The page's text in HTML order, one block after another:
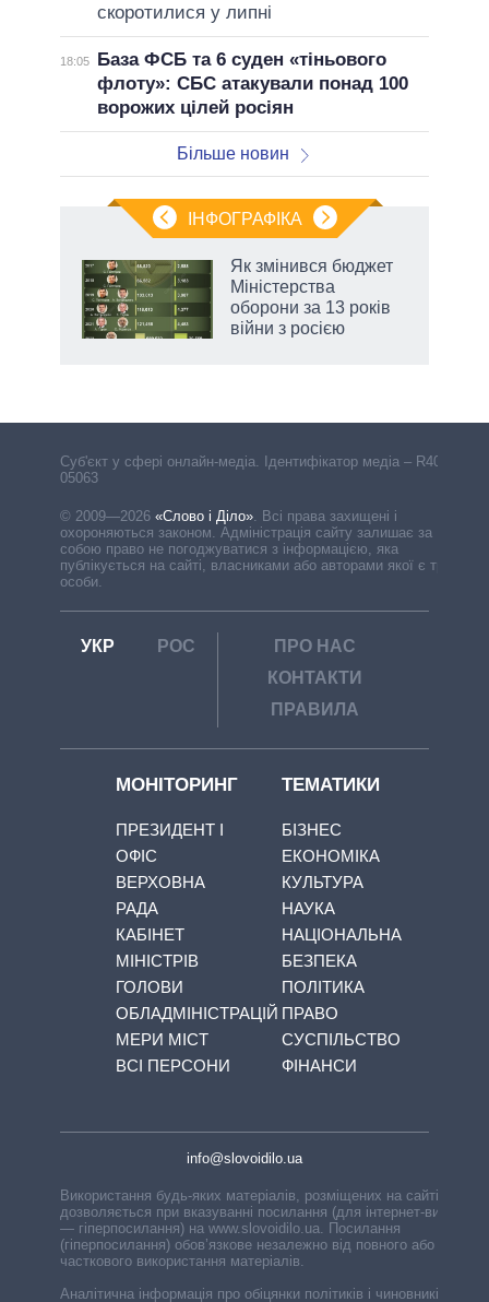
скоротилися у липні
18:05
База ФСБ та 6 суден «тіньового
флоту»: СБС атакували понад 100
ворожих цілей росіян
Більше новин
ІНФОГРАФІКА
Як змінився бюджет
Міністерства
оборони за 13 років
війни з росією
Cуб'єкт у сфері онлайн-медіа. Ідентифікатор медіа – R40-
05063
© 2009—2026 «Слово і Діло» Всі права захищені і
охороняються законом. Адміністрація сайту залишає за
собою право не погоджуватися з інформацією, яка
публікується на сайті, власниками або авторами якої є треті
особи.
УКР РОС
ПРО НАС
КОНТАКТИ
ПРАВИЛА
МОНІТОРИНГ
ПРЕЗИДЕНТ І
ОФІС
ВЕРХОВНА
РАДА
КАБІНЕТ
МІНІСТРІВ
ГОЛОВИ
ОБЛАДМІНІСТРАЦІЙ
МЕРИ МІСТ
ВСІ ПЕРСОНИ
ТЕМАТИКИ
БІЗНЕС
ЕКОНОМІКА
КУЛЬТУРА
НАУКА
НАЦІОНАЛЬНА
БЕЗПЕКА
ПОЛІТИКА
ПРАВО
СУСПІЛЬСТВО
ФІНАНСИ
info@slovoidilo.ua
Використання будь-яких матеріалів, розміщених на сайті,
дозволяється при вказуванні посилання (для інтернет-видань
— гіперпосилання) на www.slovoidilo.ua. Посилання
(гіперпосилання) обов’язкове незалежно від повного або
часткового використання матеріалів.
Аналітична інформація про обіцянки політиків і чиновників,